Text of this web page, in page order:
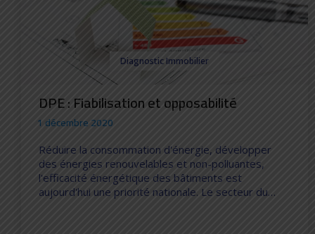
Diagnostic Immobilier
DPE : Fiabilisation et opposabilité
1 décembre 2020
Réduire la consommation d'énergie, développer
des énergies renouvelables et non-polluantes,
l'efficacité énergétique des bâtiments est
aujourd'hui une priorité nationale. Le secteur du…